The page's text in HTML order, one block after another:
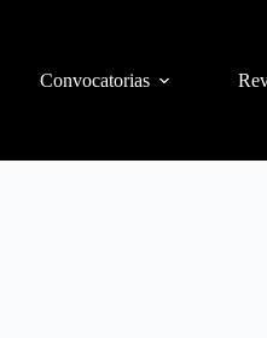
Convocatorias